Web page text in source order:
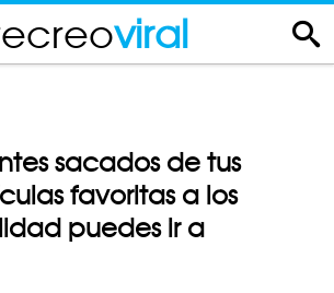
viral
sacados de tus
favoritas a los
puedes ir a